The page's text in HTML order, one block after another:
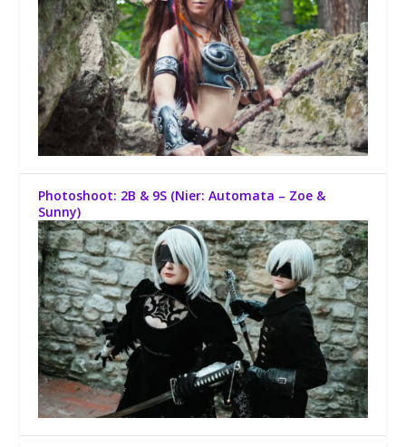
Photoshoot: 2B & 9S (Nier: Automata – Zoe &
Sunny)